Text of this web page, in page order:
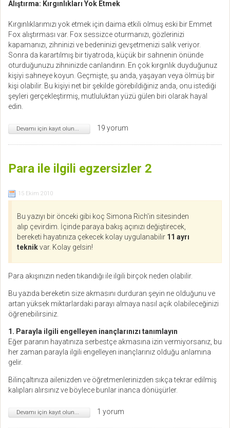
Alıştırma: Kırgınlıkları Yok Etmek
Kırgınlıklarımızı yok etmek için daima etkili olmuş eski bir Emmet
Fox alıştırması var. Fox sessizce oturmanızı, gözlerinizi
kapamanızı, zihninizi ve bedeninizi gevşetmenizi salık veriyor.
Sonra da karartılmış bir tiyatroda, küçük bir sahnenin önünde
oturduğunuzu zihninizde canlandırın. En çok kırgınlık duyduğunuz
kişiyi sahneye koyun. Geçmişte, şu anda, yaşayan veya ölmüş bir
kişi olabilir. Bu kişiyi net bir şekilde görebildiğiniz anda, onu istediği
şeyleri gerçekleştirmiş, mutluluktan yüzü gülen biri olarak hayal
edin.
Devamı için kayıt olun... 19 yorum
Para ile ilgili egzersizler 2
15 Ekim 2010
Bu yazıyı bir önceki gibi koç Simona Rich'in sitesinden
alıp çevirdim. İçinde paraya bakış açınızı değiştirecek,
bereketi hayatınıza çekecek kolay uygulanabilir 11 ayrı
teknikvar. Kolay gelsin!
Para akışınızın neden tıkandığı ile ilgili birçok neden olabilir.
Bu yazıda bereketin size akmasını durduran şeyin ne olduğunu ve
artan yüksek miktarlardaki parayı almaya nasıl açık olabileceğinizi
öğrenebilirsiniz.
1. Parayla ilgili engelleyen inançlarınızı tanımlayın
Eğer paranın hayatınıza serbestçe akmasına izin vermiyorsanız, bu
her zaman parayla ilgili engelleyen inançlarınız olduğu anlamına
gelir.
Bilinçaltınıza ailenizden ve öğretmenlerinizden sıkça tekrar edilmiş
kalıpları alırsınız ve böylece bunlar inanca dönüşürler.
Devamı için kayıt olun... 1 yorum